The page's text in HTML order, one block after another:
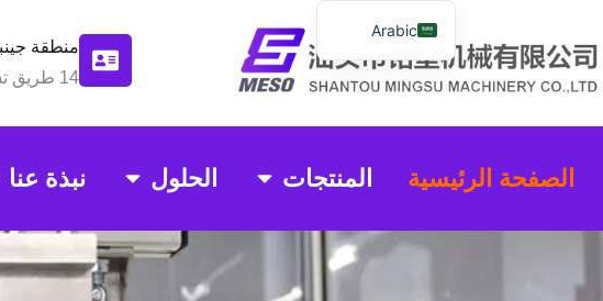
منطقة
14 طريق تشانغتشون، طريق الجامعة
الصفحة الرئيسية المنتجات الحلول نبذة عنا
Arabic
English
Portuguese
Thai